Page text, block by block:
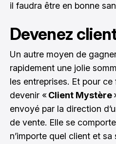
il faudra être en bonne
Devenez
Un autre moyen de
rapidement une jolie
les entreprises. Et pour
devenir «Client Mystère
envoyé par la direction
de vente. Elle se
n’importe quel client et